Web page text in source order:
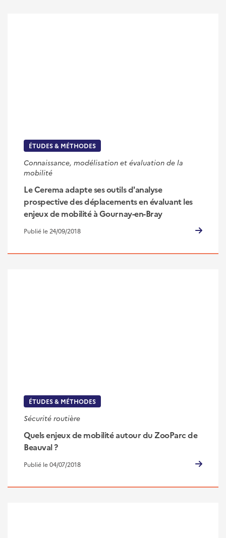
ÉTUDES & MÉTHODES
Connaissance, modélisation et évaluation de la
mobilité
Le Cerema adapte ses outils d'analyse
prospective des déplacements en évaluant les
enjeux de mobilité à Gournay-en-Bray
Publié le 24/09/2018
ÉTUDES & MÉTHODES
Sécurité routière
Quels enjeux de mobilité autour du ZooParc de
Beauval ?
Publié le 04/07/2018